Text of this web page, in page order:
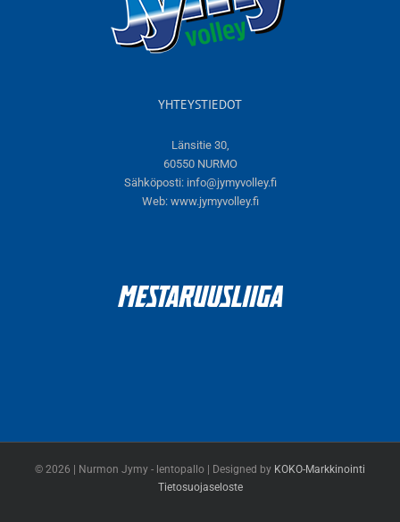
YHTEYSTIEDOT
Länsitie 30,
60550 NURMO
Sähköposti: info@jymyvolley.fi
Web: www.jymyvolley.fi
© 2026 | Nurmon Jymy - lentopallo | Designed by KOKO-Markkinointi
Tietosuojaseloste